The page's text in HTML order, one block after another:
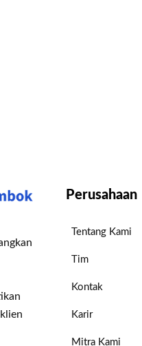
Perusahaan
Tentang Kami
Tim
Kontak
Karir
Mitra Kami